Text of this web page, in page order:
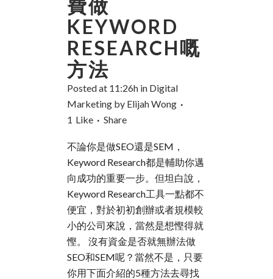
費做
KEYWORD
RESEARCH嘅
方法
Posted at 11:26h in Digital
Marketing by Elijah Wong
1 Like Share
不論你是做SEO還是SEM，
Keyword Research都是輔助你邁
向成功的重要一步。但坦白說，
Keyword Research工具一點都不
便宜，對於初初創辦或者規模較
小的公司來說，當然是想慳得就
慳。 沒有資金是否就無辦法做
SEO和SEM呢？當然不是，只要
你用下面介紹的5種方法去尋找